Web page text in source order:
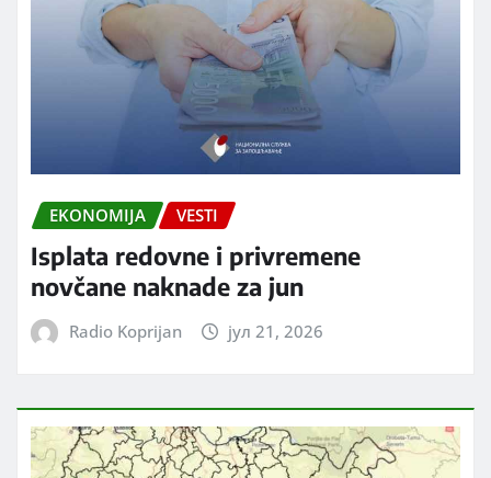
EKONOMIJA VESTI
Isplata redovne i privremene
novčane naknade za jun
Radio Koprijan јул 21, 2026